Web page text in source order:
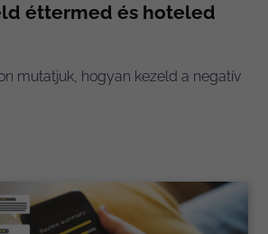
éttermed és hoteled
mutatjuk, hogyan kezeld a negatív